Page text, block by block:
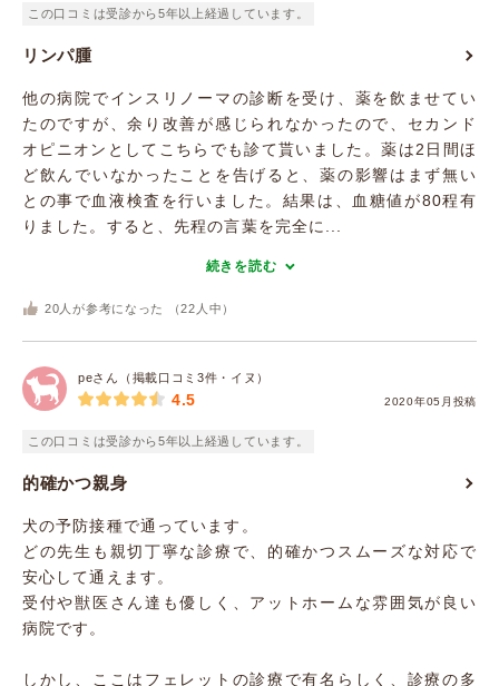
この口コミは受診から5年以上経過しています。
リンパ腫
他の病院でインスリノーマの診断を受け、薬を飲ませてい
たのですが、余り改善が感じられなかったので、セカンド
オピニオンとしてこちらでも診て貰いました。薬は2日間ほ
ど飲んでいなかったことを告げると、薬の影響はまず無い
との事で血液検査を行いました。結果は、血糖値が80程有
りました。すると、先程の言葉を完全に...
続きを読む
20 人が参考になった （22 人中）
peさん（掲載口コミ3件・イヌ）
2020年05月投稿
4.5
この口コミは受診から5年以上経過しています。
的確かつ親身
犬の予防接種で通っています。
どの先生も親切丁寧な診療で、的確かつスムーズな対応で
安心して通えます。
受付や獣医さん達も優しく、アットホームな雰囲気が良い
病院です。
しかし、ここはフェレットの診療で有名らしく、診療の多